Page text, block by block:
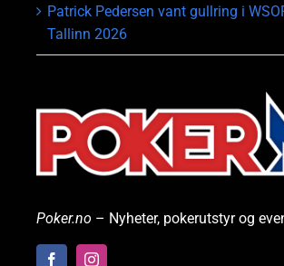
Patrick Pedersen vant gullring i
Tallinn 2026
Poker.no – Nyheter, pokerutstyr og